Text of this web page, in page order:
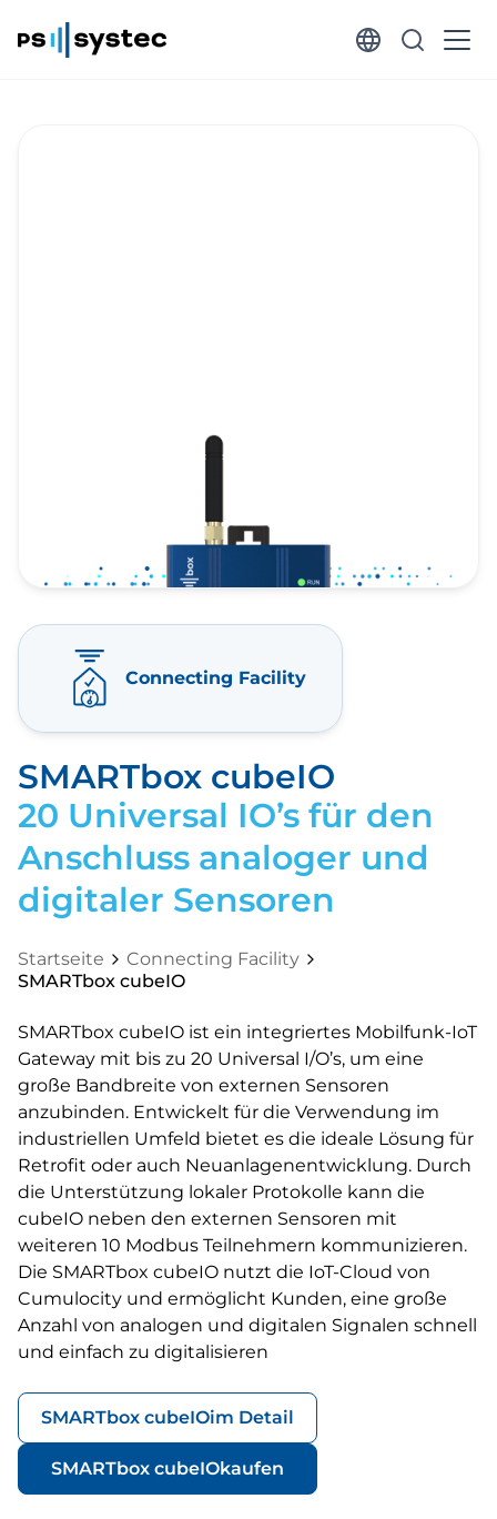
Connecting Facility
SMARTbox cubeIO
20 Universal IO’s für den
Anschluss analoger und
digitaler Sensoren
Startseite
Connecting Facility
SMARTbox cubeIO
SMARTbox cubeIO ist ein integriertes Mobilfunk-IoT
Gateway mit bis zu 20 Universal I/O’s, um eine
große Bandbreite von externen Sensoren
anzubinden. Entwickelt für die Verwendung im
industriellen Umfeld bietet es die ideale Lösung für
Retrofit oder auch Neuanlagenentwicklung. Durch
die Unterstützung lokaler Protokolle kann die
cubeIO neben den externen Sensoren mit
weiteren 10 Modbus Teilnehmern kommunizieren.
Die SMARTbox cubeIO nutzt die IoT-Cloud von
Cumulocity und ermöglicht Kunden, eine große
Anzahl von analogen und digitalen Signalen schnell
und einfach zu digitalisieren
SMARTbox cubeIOim Detail
SMARTbox cubeIOkaufen